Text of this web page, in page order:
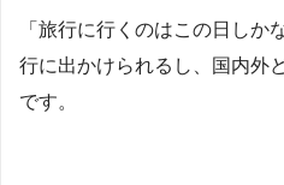
「旅行に行くのはこの日しか
行に出かけられるし、国内外
です。